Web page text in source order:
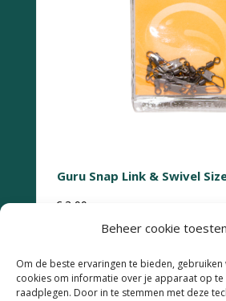
Beheer cookie
Om de beste ervaringen te bieden,
cookies om informatie over je apparaat op te
raadplegen. Door in te stemmen met deze
Guru Snap Link & Swivel
€ 3,99